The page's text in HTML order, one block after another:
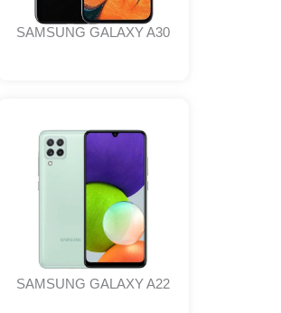
SAMSUNG GALAXY A30
SAMSUNG GALAXY A22